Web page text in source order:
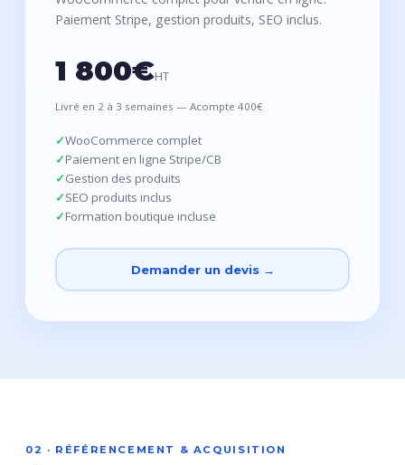
Paiement Stripe, gestion produits, SEO inclus.
1 800€HT
Livré en 2 à 3 semaines — Acompte 400€
WooCommerce complet
Paiement en ligne Stripe/CB
Gestion des produits
SEO produits inclus
Formation boutique incluse
Demander un devis →
02 · RÉFÉRENCEMENT & ACQUISITION